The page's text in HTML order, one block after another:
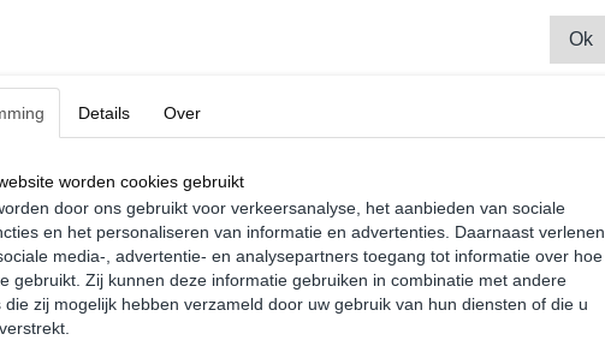
Mate ® - Rubberen
Vanille
Poppy Grace Mate ® - Rubberen
Sleutelhanger Cherry
€ 2,99
Ok
Details Over
worden cookies gebruikt
door ons gebruikt voor verkeersanalyse, het aanbieden van sociale
en het personaliseren van informatie en advertenties. Daarnaast verlenen
media-, advertentie- en analysepartners toegang tot informatie over hoe
gebruikt. Zij kunnen deze informatie gebruiken in combinatie met andere
die zij mogelijk hebben verzameld door uw gebruik van hun diensten of die u